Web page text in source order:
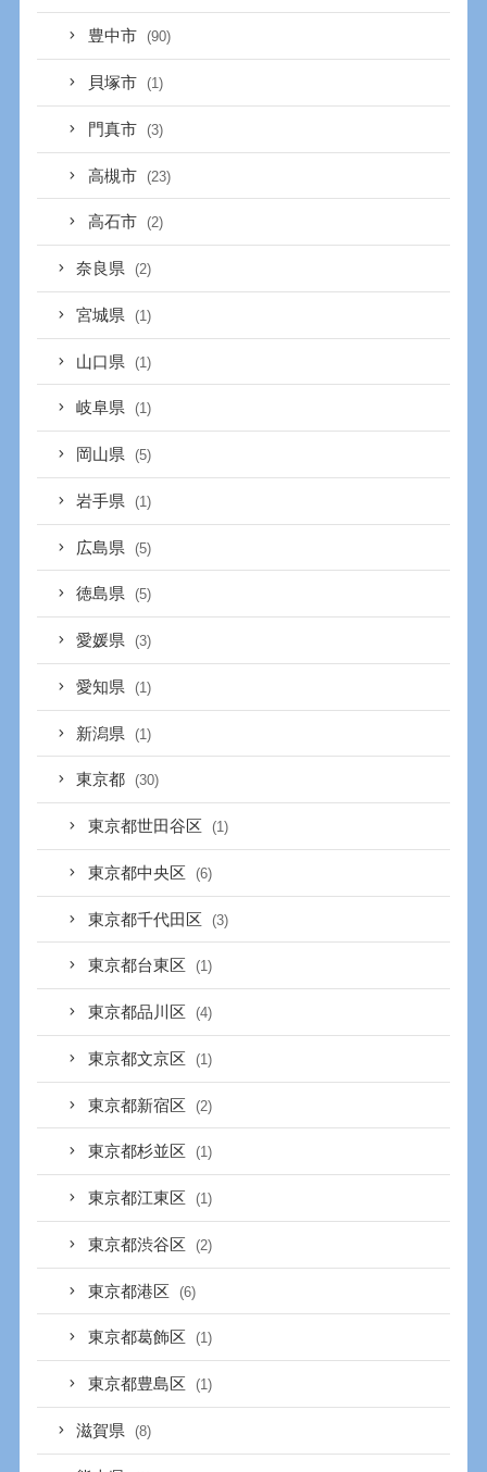
豊中市 (90)
貝塚市 (1)
門真市 (3)
高槻市 (23)
高石市 (2)
奈良県 (2)
宮城県 (1)
山口県 (1)
岐阜県 (1)
岡山県 (5)
岩手県 (1)
広島県 (5)
徳島県 (5)
愛媛県 (3)
愛知県 (1)
新潟県 (1)
東京都 (30)
東京都世田谷区 (1)
東京都中央区 (6)
東京都千代田区 (3)
東京都台東区 (1)
東京都品川区 (4)
東京都文京区 (1)
東京都新宿区 (2)
東京都杉並区 (1)
東京都江東区 (1)
東京都渋谷区 (2)
東京都港区 (6)
東京都葛飾区 (1)
東京都豊島区 (1)
滋賀県 (8)